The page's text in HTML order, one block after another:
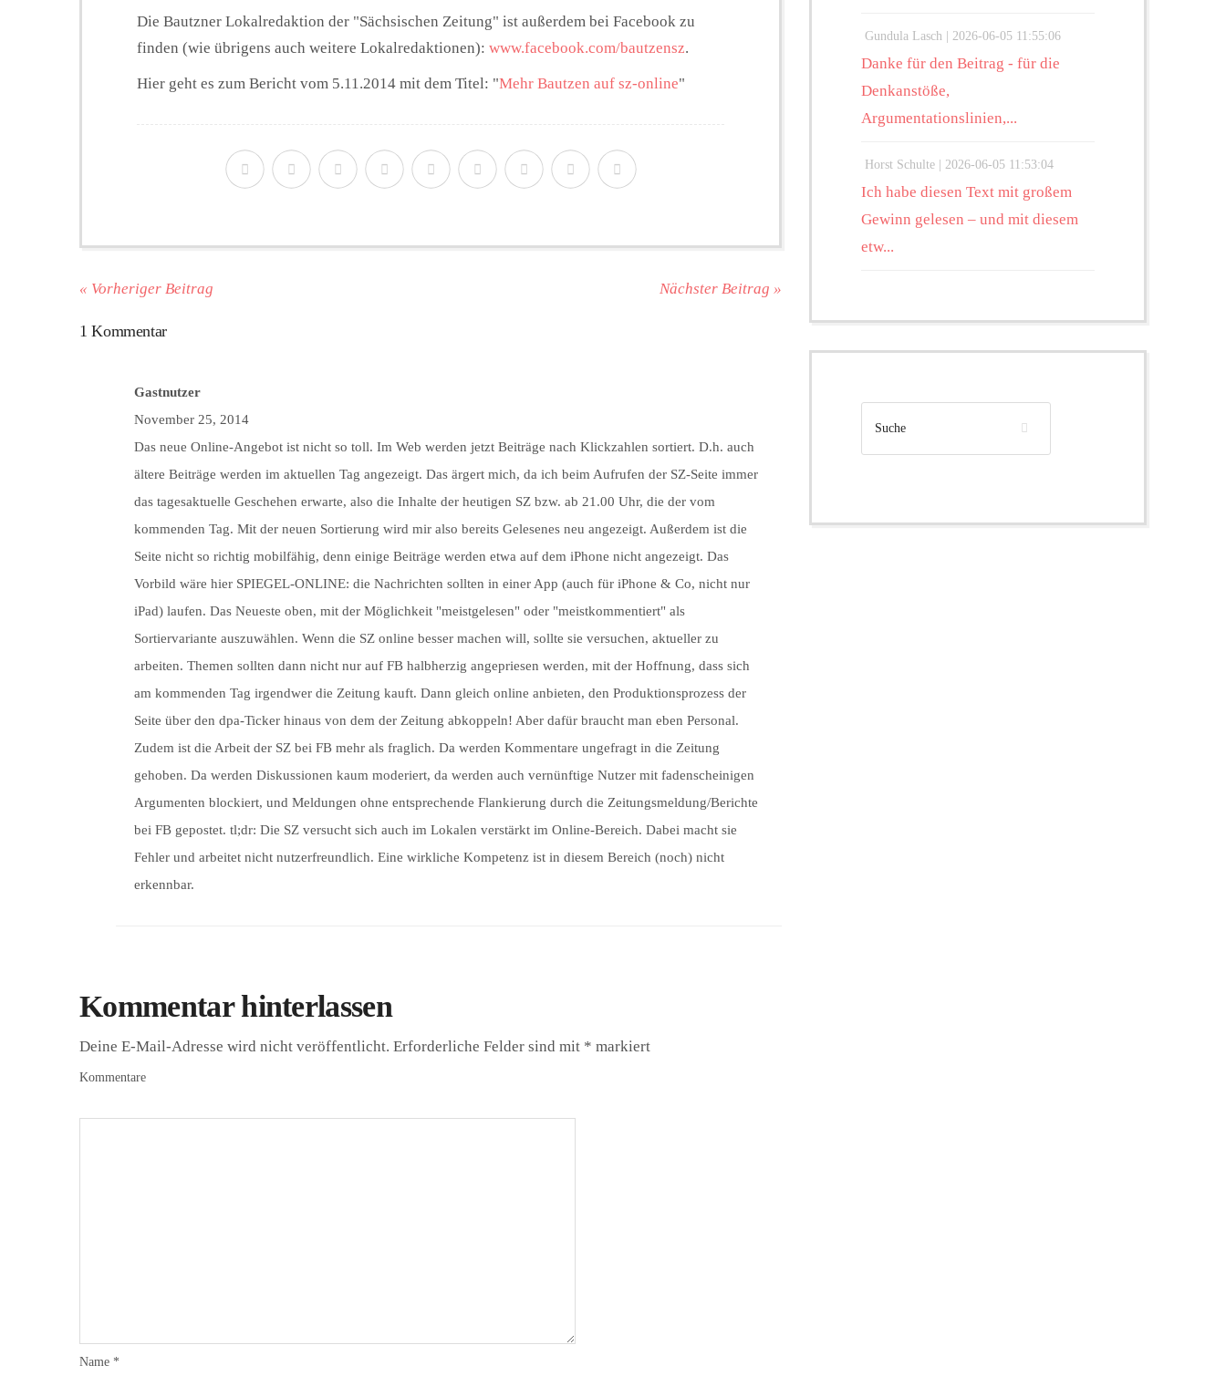
Die Bautzner Lokalredaktion der "Sächsischen Zeitung" ist außerdem bei Facebook zu
finden (wie übrigens auch weitere Lokalredaktionen): www.facebook.com/bautzensz.
Hier geht es zum Bericht vom 5.11.2014 mit dem Titel: "Mehr Bautzen auf sz-online"
« Vorheriger Beitrag Nächster Beitrag »
1 Kommentar
Gastnutzer
November 25, 2014
Das neue Online-Angebot ist nicht so toll. Im Web werden jetzt Beiträge nach Klickzahlen sortiert. D.h. auch
ältere Beiträge werden im aktuellen Tag angezeigt. Das ärgert mich, da ich beim Aufrufen der SZ-Seite immer
das tagesaktuelle Geschehen erwarte, also die Inhalte der heutigen SZ bzw. ab 21.00 Uhr, die der vom
kommenden Tag. Mit der neuen Sortierung wird mir also bereits Gelesenes neu angezeigt. Außerdem ist die
Seite nicht so richtig mobilfähig, denn einige Beiträge werden etwa auf dem iPhone nicht angezeigt. Das
Vorbild wäre hier SPIEGEL-ONLINE: die Nachrichten sollten in einer App (auch für iPhone & Co, nicht nur
iPad) laufen. Das Neueste oben, mit der Möglichkeit "meistgelesen" oder "meistkommentiert" als
Sortiervariante auszuwählen. Wenn die SZ online besser machen will, sollte sie versuchen, aktueller zu
arbeiten. Themen sollten dann nicht nur auf FB halbherzig angepriesen werden, mit der Hoffnung, dass sich
am kommenden Tag irgendwer die Zeitung kauft. Dann gleich online anbieten, den Produktionsprozess der
Seite über den dpa-Ticker hinaus von dem der Zeitung abkoppeln! Aber dafür braucht man eben Personal.
Zudem ist die Arbeit der SZ bei FB mehr als fraglich. Da werden Kommentare ungefragt in die Zeitung
gehoben. Da werden Diskussionen kaum moderiert, da werden auch vernünftige Nutzer mit fadenscheinigen
Argumenten blockiert, und Meldungen ohne entsprechende Flankierung durch die Zeitungsmeldung/Berichte
bei FB gepostet. tl;dr: Die SZ versucht sich auch im Lokalen verstärkt im Online-Bereich. Dabei macht sie
Fehler und arbeitet nicht nutzerfreundlich. Eine wirkliche Kompetenz ist in diesem Bereich (noch) nicht
erkennbar.
Kommentar hinterlassen
Deine E-Mail-Adresse wird nicht veröffentlicht. Erforderliche Felder sind mit * markiert
Kommentare
Name *
Gundula Lasch | 2026-06-05 11:55:06
Danke für den Beitrag - für die
Denkanstöße,
Argumentationslinien,...
Horst Schulte | 2026-06-05 11:53:04
Ich habe diesen Text mit großem
Gewinn gelesen – und mit diesem
etw...